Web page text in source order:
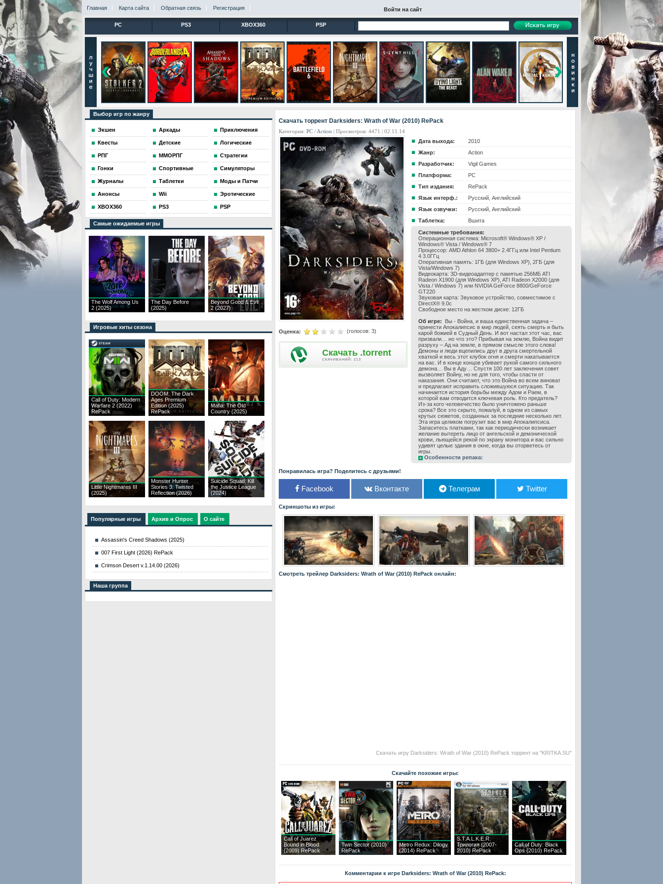
Главная Карта сайта Обратная связь Регистрация Войти на сайт
PC PS3 XBOX360 PSP
Выбор игр по жанру
Экшен Аркады Приключения
Квесты Детские Логические
РПГ ММОРПГ Стратегии
Гонки Спортивные Симуляторы
Журналы Таблетки Моды и Патчи
Анонсы Wii Эротические
XBOX360 PS3 PSP
Самые ожидаемые игры
The Wolf Among Us
2 (2025)
The Day Before
(2025)
Beyond Good & Evil
2 (2027)
Игровые хиты сезона
Call of Duty: Modern
Warfare 2 (2022)
RePack
DOOM: The Dark
Ages Premium
Edition (2025)
RePack
Mafia: The Old
Country (2025)
Little Nightmares III
(2025)
Monster Hunter
Stories 3: Twisted
Reflection (2026)
Suicide Squad: Kill
the Justice League
(2024)
Популярные игры Архив и Опрос О сайте
Assassin's Creed Shadows (2025)
007 First Light (2026) RePack
Crimson Desert v.1.14.00 (2026)
Наша группа
Скачать торрент Darksiders: Wrath of War (2010) RePack
Категория: PC / Action | Просмотров: 4471 | 02.11.14
Оценка: (голосов: 3)
Скачать .torrent
CКАЧИВАНИЙ: 213
Дата выхода:
2010
Жанр:
Action
Разработчик:
Vigil Games
Платформа:
PC
Тип издания:
RePack
Язык интерф.:
Русский, Английский
Язык озвучки:
Русский, Английский
Таблетка:
Вшита
Системные требования:
Операционная система: Microsoft® Windows® XP /
Windows® Vista / Windows® 7
Процессор: AMD Athlon 64 3800+ 2.4ГГц или Intel Pentium
4 3.0ГГц
Оперативная память: 1ГБ (для Windows XP), 2ГБ (для
Vista/Windows 7)
Видеокарта: 3D-видеоадаптер с памятью 256МБ ATI
Radeon X1900 (для Windows XP), ATI Radeon X2000 (для
Vista / Windows 7) или NVIDIA GeForce 8800/GeForce
GT220
Звуковая карта: Звуковое устройство, совместимое с
DirectX® 9.0с
Свободное место на жестком диске: 12ГБ
Об игре:
Вы - Война, и ваша единственная задача –
принести Апокалипсис в мир людей, сеять смерть и быть
карой божией в Судный День. И вот настал этот час, вас
призвали… но что это? Прибывая на землю, Война видит
разруху – Ад на земле, в прямом смысле этого слова!
Демоны и люди вцепились друг в друга смертельной
хваткой и весь этот клубок огня и смерти накатывается
на вас. И в конце концов убивает рукой самого сильного
демона… Вы в Аду… Спустя 100 лет заключения совет
вызволяет Войну, но не для того, чтобы спасти от
наказания. Они считают, что это Война во всем виноват
и предлагают исправить сложившуюся ситуацию. Так
начинается история борьбы между Адом и Раем, в
которой вам отводится ключевая роль. Кто предатель?
Из-за кого человечество было уничтожено раньше
срока? Все это скрыто, пожалуй, в одном из самых
крутых сюжетов, созданных за последние несколько лет.
Эта игра целиком погрузит вас в мир Апокалипсиса.
Запаситесь платками, так как периодически возникает
желание вытереть лицо от ангельской и демонической
крови, льющейся рекой по экрану монитора и вас сильно
удивят целые здания в окне, когда вы оторветесь от
игры.
Особенности репака:
Понравилась игра? Поделитесь с друзьями!
Facebook Вконтакте Телеграм Twitter
Скриншоты из игры:
Смотреть трейлер Darksiders: Wrath of War (2010) RePack онлайн:
Скачать игру Darksiders: Wrath of War (2010) RePack торрент на "KRITKA.SU"
Скачайте похожие игры:
Call of Juarez
Bound in Blood
(2009) RePack
Twin Sector (2010)
RePack
Metro Redux: Dilogy
(2014) RePack
S.T.A.L.K.E.R.
Трилогия (2007-
2010) RePack
Call of Duty: Black
Ops (2010) RePack
Комментарии к игре Darksiders: Wrath of War (2010) RePack: